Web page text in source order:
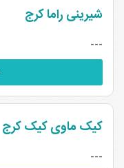
شیرینی راما کرج
---
کیک ماوی کیک کرج
---